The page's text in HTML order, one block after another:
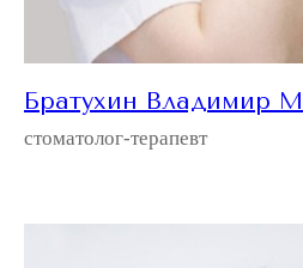
Братухин Владимир
стоматолог-терапевт